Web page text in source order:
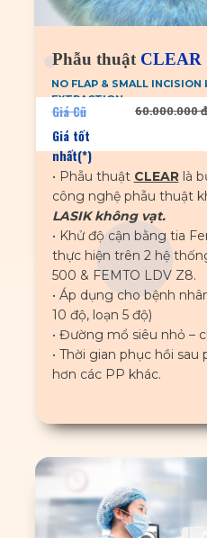
Phẫu thuật CLEAR
NO FLAP & SMALL INCISION
EXTRACTION
• Phẫu thuật CLEARlà
công nghệ phẫu thuật
LASIK không vạt.
• Khử độ cận bằng tia
thực hiện trên 2 hệ
500 & FEMTO LDV Z8.
• Áp dụng cho bệnh
10 độ, loạn 5 độ)
• Đường mổ siêu nhỏ –
• Thời gian phục hồi
hơn các PP khác.
60.000.000 đ
Giá tốt
nhất(*)
Giá Cũ